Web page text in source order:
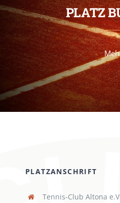
PLATZ
PLATZANSCHRIFT
Tennis-Club Altona